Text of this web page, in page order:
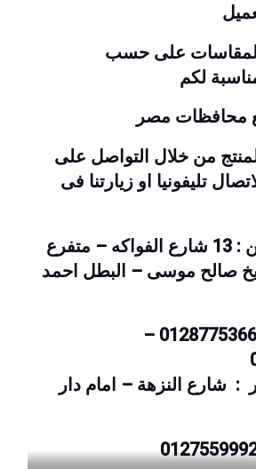
المقاسات على حسب
محافظات مصر
من خلال التواصل على
تليفونيا او زيارتنا فى
فرع المهندسين : 13 شارع الفواكه – متفرع
صالح موسى – البطل احمد
: شارع النزهة – امام دار